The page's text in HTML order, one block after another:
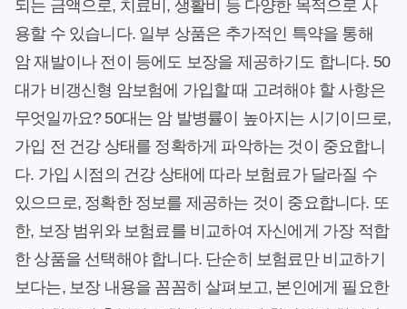
되는 금액으로, 치료비, 생활비 등 다양한 목적으로 사
용할 수 있습니다. 일부 상품은 추가적인 특약을 통해
암 재발이나 전이 등에도 보장을 제공하기도 합니다. 50
대가 비갱신형 암보험에 가입할 때 고려해야 할 사항은
무엇일까요? 50대는 암 발병률이 높아지는 시기이므로,
가입 전 건강 상태를 정확하게 파악하는 것이 중요합니
다. 가입 시점의 건강 상태에 따라 보험료가 달라질 수
있으므로, 정확한 정보를 제공하는 것이 중요합니다. 또
한, 보장 범위와 보험료를 비교하여 자신에게 가장 적합
한 상품을 선택해야 합니다. 단순히 보험료만 비교하기
보다는, 보장 내용을 꼼꼼히 살펴보고, 본인에게 필요한